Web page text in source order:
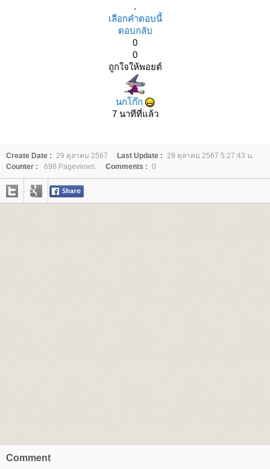
.
เลือกคำตอบนี้
ตอบกลับ
0
0
ถูกใจให้พอยต์
นกโก๊ก
7 นาทีที่แล้ว
Create Date : 29 ตุลาคม 2567 Last Update : 29 ตุลาคม 2567 5:27:43 น.
Counter :
698 Pageviews. Comments : 0
Comment